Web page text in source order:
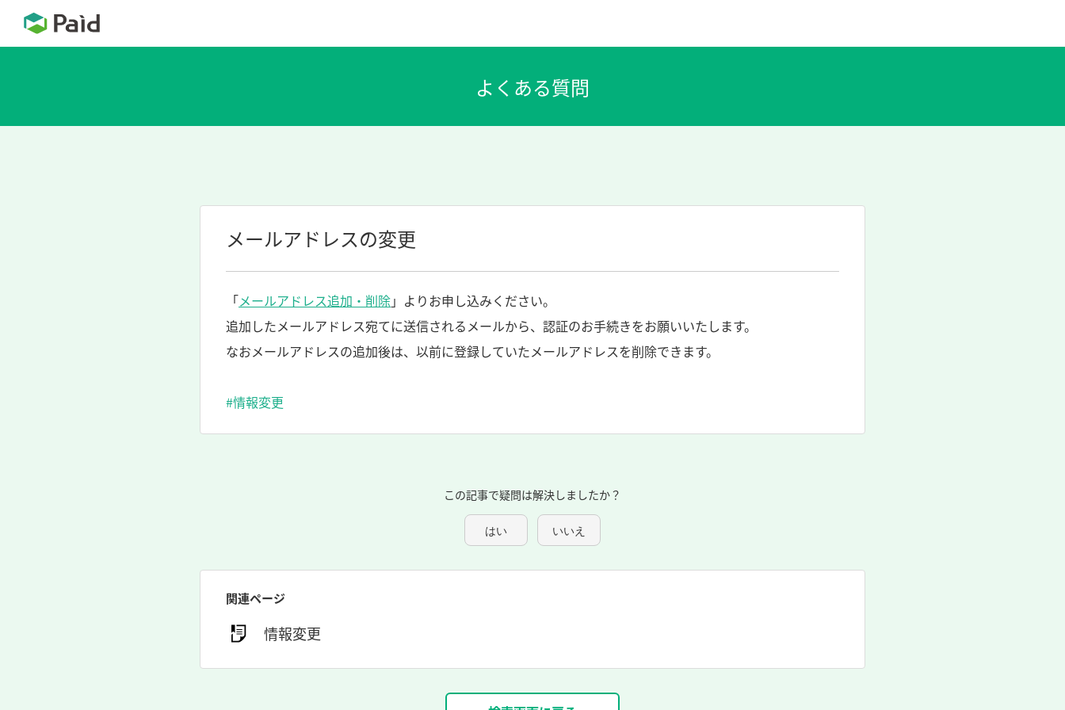
メールアドレスの変更
「メールアドレス追加・削除」よりお申し込みください。
追加したメールアドレス宛てに送信されるメールから、認証のお手続きをお願いいたします。
なおメールアドレスの追加後は、以前に登録していたメールアドレスを削除できます。
#情報変更
この記事で疑問は解決しましたか？
はい いいえ
関連ページ
情報変更